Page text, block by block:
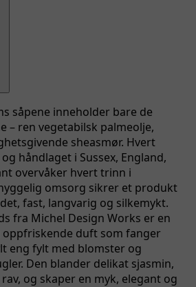
såpene inneholder bare de
– ren vegetabilsk palmeolje,
sheasmør. Hvert
håndlaget i Sussex, England,
overvåker hvert trinn i
omsorg sikrer et produkt
fast, langvarig og silkemykt.
fra Michel Design Works er en
duft som fanger
eng fylt med blomster og
Den blander delikat sjasmin,
og skaper en myk, elegant og